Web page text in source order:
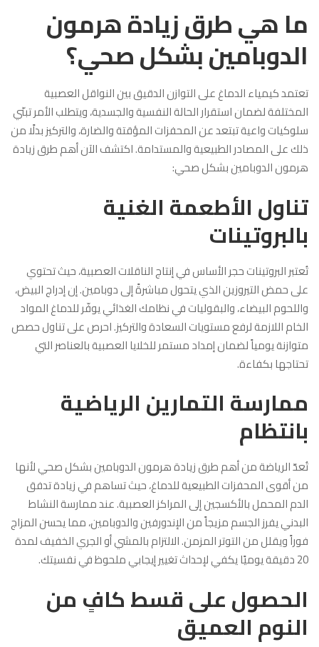
ما هي طرق زيادة هرمون
الدوبامين بشكل صحي؟
تعتمد كيمياء الدماغ على التوازن الدقيق بين النواقل العصبية
المختلفة لضمان استقرار الحالة النفسية والجسدية، ويتطلب الأمر تبنّي
سلوكيات واعية تبتعد عن المحفزات المؤقتة والضارة، والتركيز بدلًا من
ذلك على المصادر الطبيعية والمستدامة. اكتشف الآن أهم طرق زيادة
هرمون الدوبامين بشكل صحي:
تناول الأطعمة الغنية
بالبروتينات
تُعتبر البروتينات حجر الأساس في إنتاج الناقلات العصبية، حيث تحتوي
على حمض التيروزين الذي يتحول مباشرةً إلى دوبامين. إن إدراج البيض،
واللحوم البيضاء، والبقوليات في نظامك الغذائي يوفّر للدماغ المواد
الخام اللازمة لرفع مستويات السعادة والتركيز. احرص على تناول حصص
متوازنة يومياً لضمان إمداد مستمر للخلايا العصبية بالعناصر التي
تحتاجها بكفاءة.
ممارسة التمارين الرياضية
بانتظام
تُعدّ الرياضة من أهم طرق زيادة هرمون الدوبامين بشكل صحي لأنها
من أقوى المحفزات الطبيعية للدماغ، حيث تساهم في زيادة تدفق
الدم المحمل بالأكسجين إلى المراكز العصبية. عند ممارسة النشاط
البدني يفرز الجسم مزيجاً من الإندورفين والدوبامين، مما يحسن المزاج
فوراً ويقلل من التوتر المزمن. الالتزام بالمشي أو الجري الخفيف لمدة
20 دقيقة يوميًا يكفي لإحداث تغيير إيجابي ملحوظ في نفسيتك.
الحصول على قسط كافٍ من
النوم العميق